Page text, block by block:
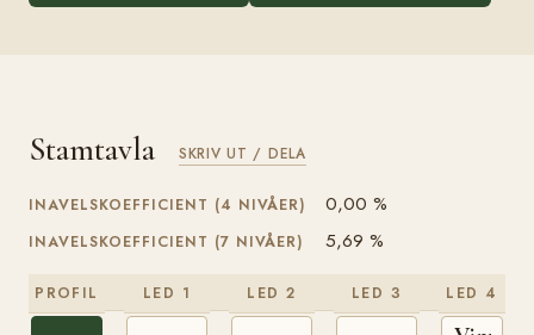
Stamtavla SKRIV UT / DELA
INAVELSKOEFFICIENT (4 NIVÅER) 0,00 %
INAVELSKOEFFICIENT (7 NIVÅER) 5,69 %
PROFIL LED 1 LED 2 LED 3 LED 4